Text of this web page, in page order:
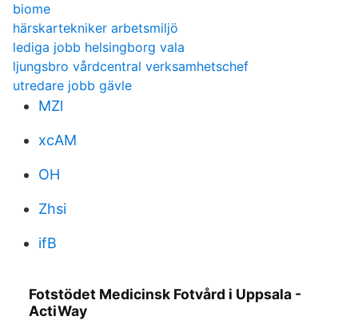
biome
härskartekniker arbetsmiljö
lediga jobb helsingborg vala
ljungsbro vårdcentral verksamhetschef
utredare jobb gävle
MZl
xcAM
OH
Zhsi
ifB
Fotstödet Medicinsk Fotvård i Uppsala -
ActiWay